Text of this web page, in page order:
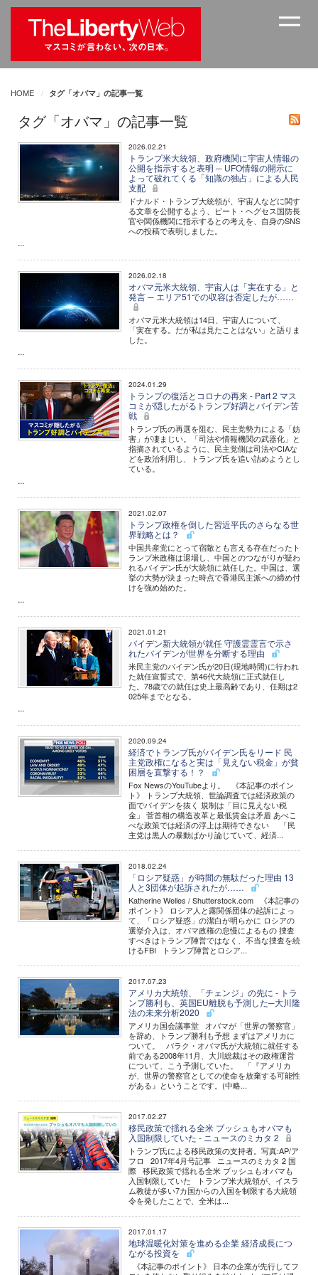
HOME タグ「オバマ」の記事一覧
タグ「オバマ」の記事一覧
2026.02.21
トランプ米大統領、政府機関に宇宙人情報の
公開を指示すると表明 ─ UFO情報の開示に
よって破れてくる「知識の独占」による人民
支配
ドナルド・トランプ大統領が、宇宙人などに関す
る文章を公開するよう、ピート・ヘグセス国防長
官や関係機関に指示するとの考えを、自身のSNS
への投稿で表明しました。
...
2026.02.18
オバマ元米大統領、宇宙人は「実在する」と
発言 ─ エリア51での収容は否定したが……
オバマ元米大統領は14日、宇宙人について、
「実在する。だが私は見たことはない」と語りま
した。
...
2024.01.29
トランプの復活とコロナの再来 - Part 2 マス
コミが隠したがるトランプ好調とバイデン苦
戦
トランプ氏の再選を阻む、民主党勢力による「妨
害」が凄まじい。「司法や情報機関の武器化」と
指摘されているように、民主党側は司法やCIAな
どを政治利用し、トランプ氏を追い詰めようとし
ている。
...
2021.02.07
トランプ政権を倒した習近平氏のさらなる世
界戦略とは？
中国共産党にとって宿敵とも言える存在だったト
ランプ米政権は退場し、中国とのつながりが疑わ
れるバイデン氏が大統領に就任した。中国は、選
挙の大勢が決まった時点で香港民主派への締め付
けを強め始めた。
...
2021.01.21
バイデン新大統領が就任 守護霊霊言で示さ
れたバイデンが世界を分断する理由
米民主党のバイデン氏が20日(現地時間)に行われ
た就任宣誓式で、第46代大統領に正式就任し
た。78歳での就任は史上最高齢であり、任期は2
025年までとなる。
...
2020.09.24
経済でトランプ氏がバイデン氏をリード 民
主党政権になると実は「見えない税金」が貧
困層を直撃する！？
Fox NewsのYouTubeより。 《本記事のポイン
ト》 トランプ大統領、世論調査では経済政策の
面でバイデンを抜く 規制は「目に見えない税
金」 菅首相の構造改革と最低賃金は矛盾 あべこ
べな政策では経済の浮上は期待できない 「民
主党は黒人の暴動ばかり論じていて、経済...
2018.02.24
「ロシア疑惑」が時間の無駄だった理由 13
人と3団体が起訴されたが……
Katherine Welles / Shutterstock.com 《本記事の
ポイント》 ロシア人と露関係団体の起訴によっ
て、「ロシア疑惑」の潔白が明らかに ロシアの
選挙介入は、オバマ政権の怠慢によるもの 捜査
すべきはトランプ陣営ではなく、不当な捜査を続
けるFBI トランプ陣営とロシア...
2017.07.23
アメリカ大統領、「チェンジ」の先に - トラ
ンプ勝利も、英国EU離脱も予測した─大川隆
法の未来分析2020
アメリカ国会議事堂 オバマが「世界の警察官」
を辞め、トランプ勝利も予想 まずはアメリカに
ついて。 バラク・オバマ氏が大統領に就任する
前である2008年11月、大川総裁はその政権運営
について、こう予測していた。 「『アメリカ
が、世界の警察官としての使命を放棄する可能性
がある』ということです。(中略...
2017.02.27
移民政策で揺れる全米 ブッシュもオバマも
入国制限していた - ニュースのミカタ 2
トランプ氏による移民政策の支持者。写真:AP/ア
フロ 2017年4月号記事 ニュースのミカタ 2 国
際 移民政策で揺れる全米 ブッシュもオバマも
入国制限していた トランプ米大統領が、イスラ
ム教徒が多い7カ国からの入国を制限する大統領
令を発したことで、全米は...
2017.01.17
地球温暖化対策を進める企業 経済成長につ
ながる投資を
《本記事のポイント》 日本の企業が先行してフ